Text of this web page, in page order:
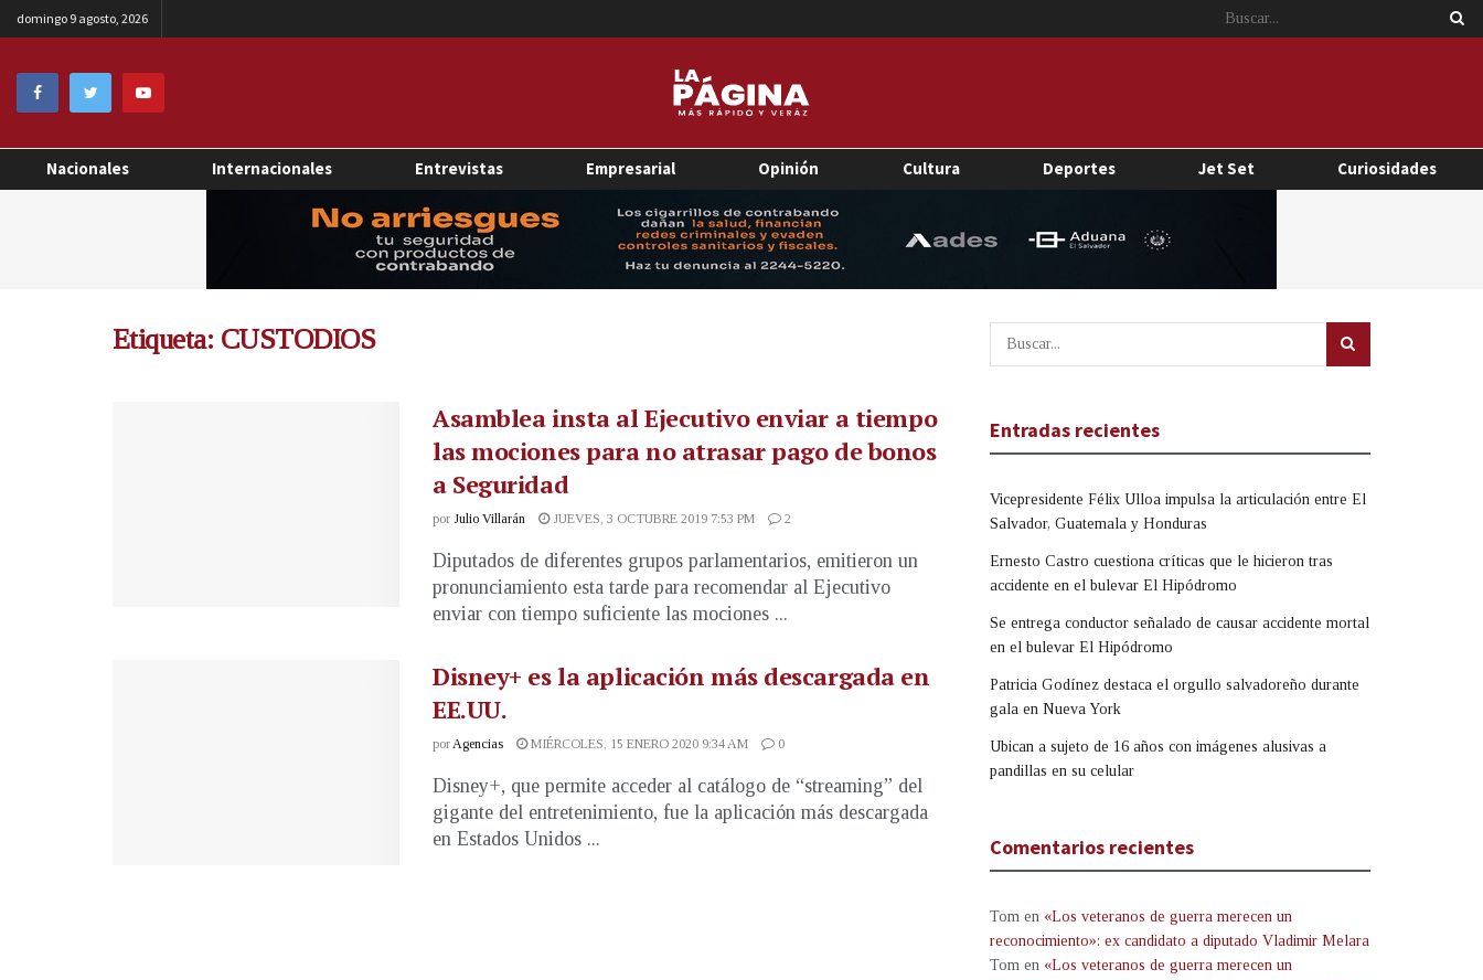
domingo 9 agosto, 2026
Nacionales Internacionales Entrevistas Empresarial Opinión Cultura Deportes Jet Set Curiosidades
Etiqueta: CUSTODIOS
Asamblea insta al Ejecutivo enviar a tiempo
las mociones para no atrasar pago de bonos
a Seguridad
por Julio Villarán JUEVES, 3 OCTUBRE 2019 7:53 PM 2
Diputados de diferentes grupos parlamentarios, emitieron un
pronunciamiento esta tarde para recomendar al Ejecutivo
enviar con tiempo suficiente las mociones ...
Disney+ es la aplicación más descargada en
EE.UU.
porAgencias MIÉRCOLES, 15 ENERO 2020 9:34 AM 0
Disney+, que permite acceder al catálogo de “streaming” del
gigante del entretenimiento, fue la aplicación más descargada
en Estados Unidos ...
Entradas recientes
Vicepresidente Félix Ulloa impulsa la articulación entre El
Salvador, Guatemala y Honduras
Ernesto Castro cuestiona críticas que le hicieron tras
accidente en el bulevar El Hipódromo
Se entrega conductor señalado de causar accidente mortal
en el bulevar El Hipódromo
Patricia Godínez destaca el orgullo salvadoreño durante
gala en Nueva York
Ubican a sujeto de 16 años con imágenes alusivas a
pandillas en su celular
Comentarios recientes
Tom en «Los veteranos de guerra merecen un
reconocimiento»: ex candidato a diputado Vladimir Melara
Tom en «Los veteranos de guerra merecen un